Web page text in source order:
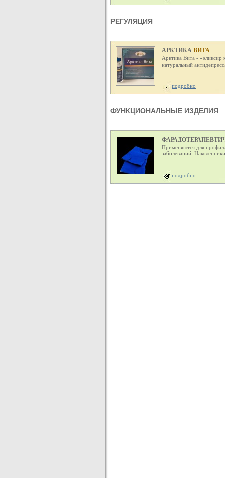
РЕГУЛЯЦИЯ
АРКТИКАВИТА
Арктика Вита - «эликсир
натуральный
подробно
ФУНКЦИОНАЛЬНЫЕ ИЗДЕЛИЯ
Применяются для
заболеваний.
подробно